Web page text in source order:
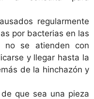
regularmente
por bacterias en las
no se atienden con
y llegar hasta la
de la hinchazón y
que sea una pieza